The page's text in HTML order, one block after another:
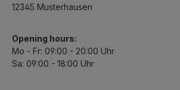
12345 Musterhausen
Opening hours:
Mo - Fr: 09:00 - 20:00 Uhr
Sa: 09:00 - 18:00 Uhr